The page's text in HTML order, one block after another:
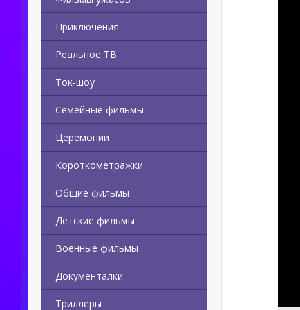
Приключения
Реальное ТВ
Ток-шоу
Семейные фильмы
Церемонии
Короткометражки
Общие фильмы
Детские фильмы
Военные фильмы
Документалки
Триллеры